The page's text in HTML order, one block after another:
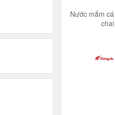
Nước mắm